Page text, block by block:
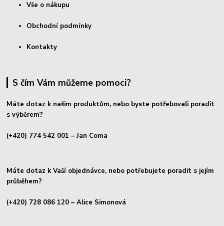
Vše o nákupu
Obchodní podmínky
Kontakty
S čím Vám můžeme pomoci?
Máte dotaz k našim produktům, nebo byste potřebovali poradit
s výběrem?
(+420) 774 542 001 – Jan Coma
Máte dotaz k Vaší objednávce, nebo potřebujete poradit s jejím
průběhem?
(+420) 728 086 120 – Alice Simonová